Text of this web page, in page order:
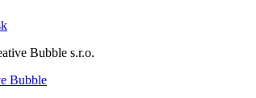
Bubble s.r.o.
Bubble